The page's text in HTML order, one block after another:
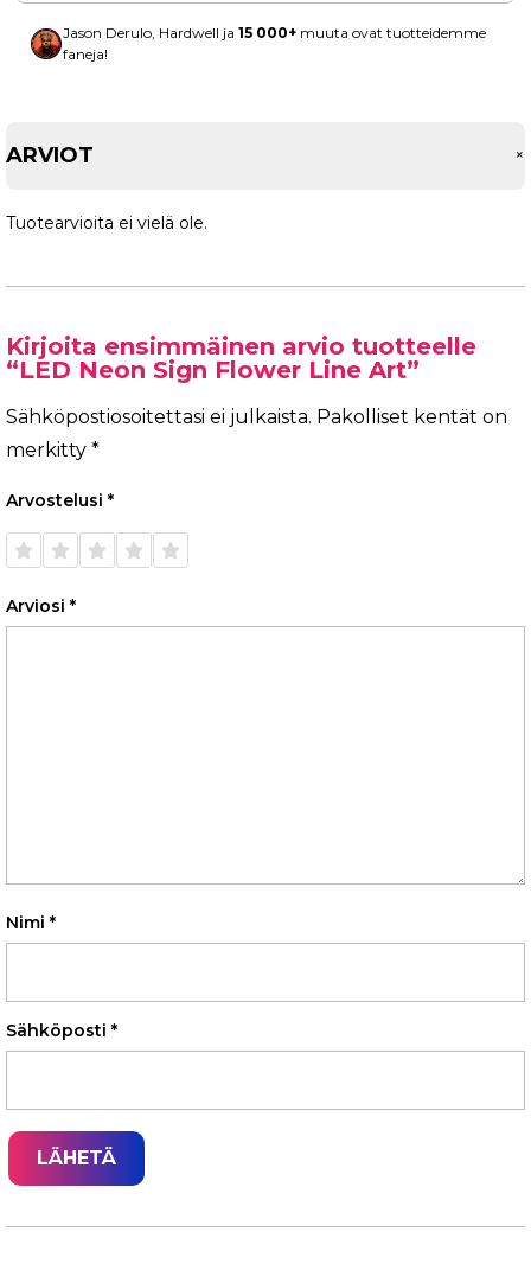
Jason Derulo, Hardwell ja 15 000+ muuta ovat tuotteidemme
faneja!
ARVIOT +
Tuotearvioita ei vielä ole.
Kirjoita ensimmäinen arvio tuotteelle
“LED Neon Sign Flower Line Art”
Sähköpostiosoitettasi ei julkaista. Pakolliset kentät on
merkitty *
Arvostelusi *
1/5
tähteä
2/5
tähteä
3/5
tähteä
4/5
tähteä
5/5
tähteä
Arviosi *
Nimi *
Sähköposti *